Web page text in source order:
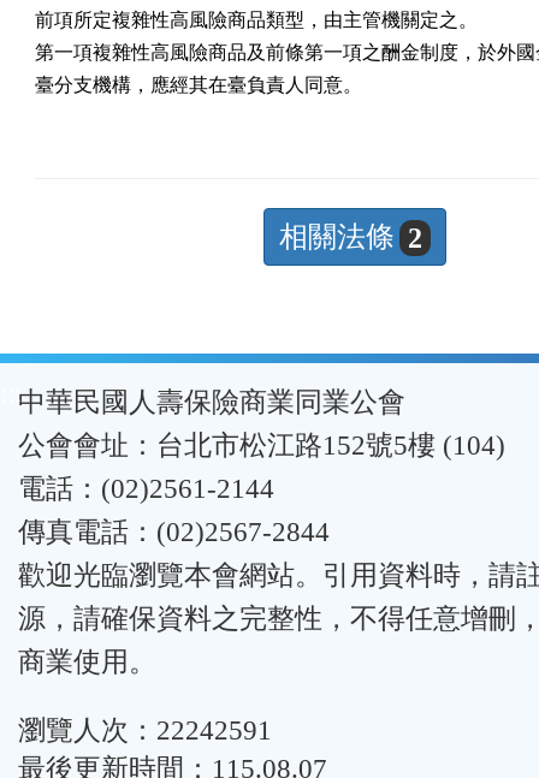
前項所定複雜性高風險商品類型，由主管機關定之。
第一項複雜性高風險商品及前條第一項之酬金制度，於外
臺分支機構，應經其在臺負責人同意。
相關法條 2
:::中華民國人壽保險商業同業公會
公會會址：台北市松江路152號5樓 (104)
電話：(02)2561-2144
傳真電話：(02)2567-2844
歡迎光臨瀏覽本會網站。引用資料時，請
源，請確保資料之完整性，不得任意增刪
商業使用。
瀏覽人次：22242591
最後更新時間：115.08.07